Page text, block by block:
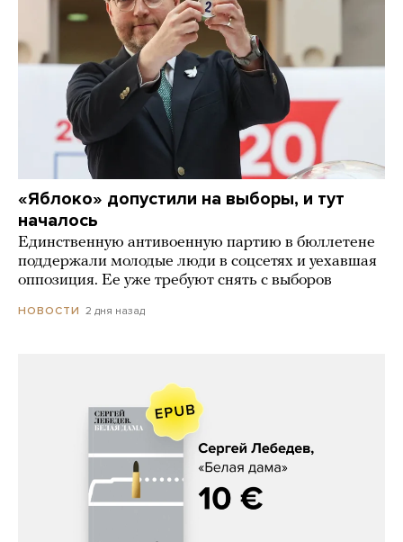
«Яблоко» допустили на выборы, и тут
началось
Единственную антивоенную партию в бюллетене
поддержали молодые люди в соцсетях и уехавшая
оппозиция. Ее уже требуют снять с выборов
НОВОСТИ 2 дня назад